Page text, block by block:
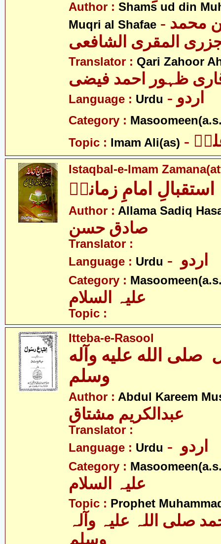
Author : Shams ud din
Muqri al Shafae - شمس الدین محمد
المقری الشافعی
Translator : Qari Zahoor
ظہور احمد فیضی
Language : Urdu - اردو
Category :
Topic : Imam Ali(as)
Istaqbal-e-Imam
استقبالِ امامِ زمانہؑ
Author : Allama Sadiq
صادق حسن
Translator :
Language : Urdu
Category :
Topic :
Itteba-e-Rasool
صلى الله عليه وآله
وسلم
Author : Abdul Kareem
عبدالکریم مشتاق
Translator :
Language : Urdu
Category :
Topic : Prophet
صلی اللہ علیہ وآلہ
وسلم